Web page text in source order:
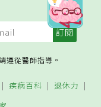
遵從醫師指導。
疾病百科
退休力